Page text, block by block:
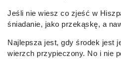
Jeśli nie wiesz co zjeść w
śniadanie, jako przekąskę, a
Najlepsza jest, gdy środek jest
wierzch przypieczony. No i nie